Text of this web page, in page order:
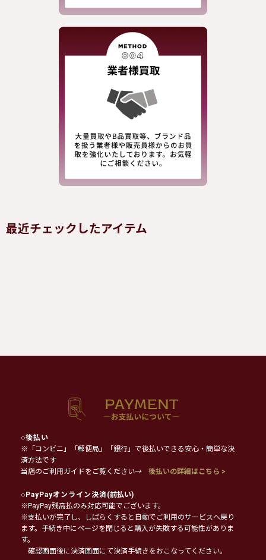
最近チェックしたアイテム
○後払い
※「コンビニ」「郵便局」「銀行」で後払いできる安心・簡単な決
済方法です
当店のご利用ガイドをご覧ください→
後払いの詳細はこちら >
○PayPayオンライン決済(前払い)
※PayPay残高払のみ対応可能でございます。
※支払いが完了し、しばらくすると自動でご利用のサービスへ戻り
ます。手続き中にページを閉じると購入が失敗する可能性がありま
す。
確認画面後に決済画面にて決済手続きをおこなってください。